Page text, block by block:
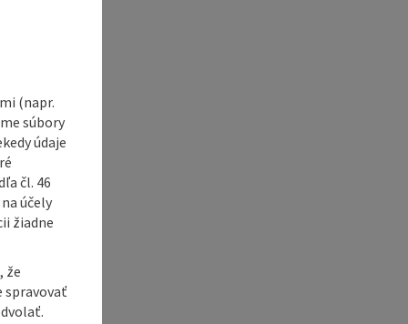
(napr.
súbory
údaje
čl. 46
účely
žiadne
že
spravovať